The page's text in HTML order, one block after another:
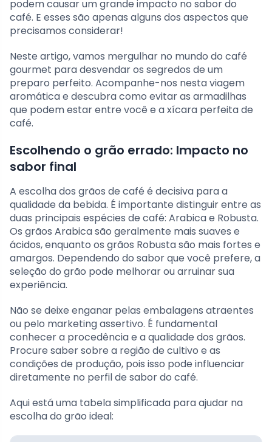
podem causar um grande impacto no sabor do
café. E esses são apenas alguns dos aspectos que
precisamos considerar!
Neste artigo, vamos mergulhar no mundo do café
gourmet para desvendar os segredos de um
preparo perfeito. Acompanhe-nos nesta viagem
aromática e descubra como evitar as armadilhas
que podem estar entre você e a xícara perfeita de
café.
Escolhendo o grão errado: Impacto no
sabor final
A escolha dos grãos de café é decisiva para a
qualidade da bebida. É importante distinguir entre as
duas principais espécies de café: Arabica e Robusta.
Os grãos Arabica são geralmente mais suaves e
ácidos, enquanto os grãos Robusta são mais fortes e
amargos. Dependendo do sabor que você prefere, a
seleção do grão pode melhorar ou arruinar sua
experiência.
Não se deixe enganar pelas embalagens atraentes
ou pelo marketing assertivo. É fundamental
conhecer a procedência e a qualidade dos grãos.
Procure saber sobre a região de cultivo e as
condições de produção, pois isso pode influenciar
diretamente no perfil de sabor do café.
Aqui está uma tabela simplificada para ajudar na
escolha do grão ideal: